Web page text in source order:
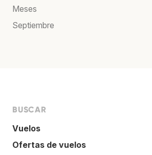
Meses
Septiembre
BUSCAR
Vuelos
Ofertas de vuelos